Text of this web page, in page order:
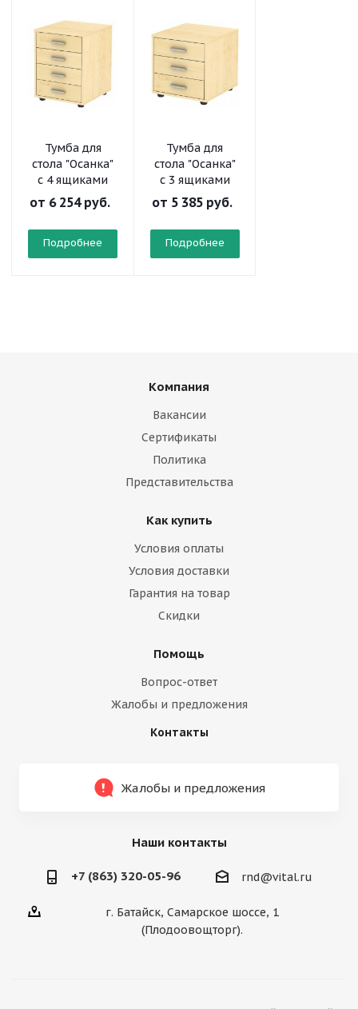
Тумба для
стола "Осанка"
с 4 ящиками
от 6 254 руб.
Подробнее
Тумба для
стола "Осанка"
с 3 ящиками
от 5 385 руб.
Подробнее
Компания
Вакансии
Сертификаты
Политика
Представительства
Как купить
Условия оплаты
Условия доставки
Гарантия на товар
Скидки
Помощь
Вопрос-ответ
Жалобы и предложения
Контакты
Жалобы и предложения
Наши контакты
+7 (863) 320-05-96 rnd@vital.ru
г. Батайск, Самарское шоссе, 1
(Плодоовощторг).